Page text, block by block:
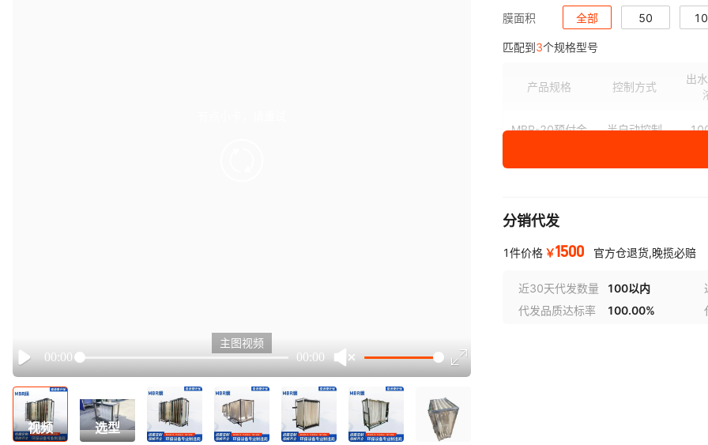
Play
00:00 00:00
主图视频
视频 选型
膜面积 全部 50
匹配到3个规格型号
产品规格 控制方式
出
MBR-20预付金 半自动控制
MBR-25预付金 半自动控制
分销代发
1件价格 ￥1500 官方仓退货,晚揽必赔
近30天代发数量 100以内
代发品质达标率
100.00%